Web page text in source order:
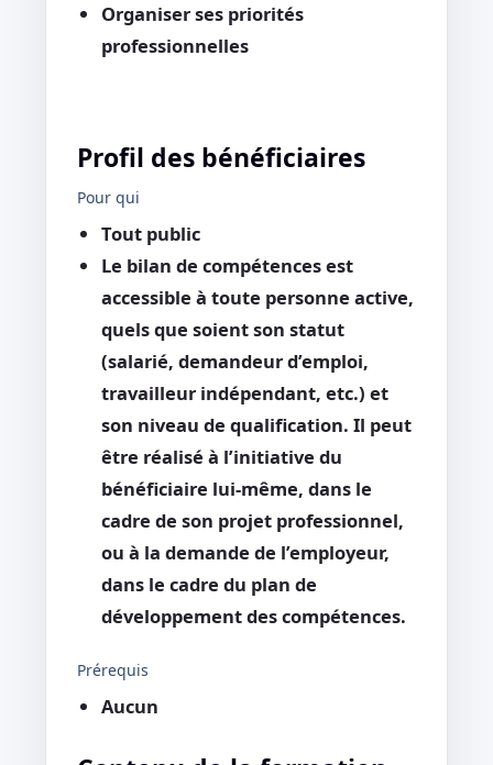
Organiser ses priorités
professionnelles
Profil des bénéficiaires
Pour qui
Tout public
Le bilan de compétences est
accessible à toute personne active,
quels que soient son statut
(salarié, demandeur d’emploi,
travailleur indépendant, etc.) et
son niveau de qualification. Il peut
être réalisé à l’initiative du
bénéficiaire lui-même, dans le
cadre de son projet professionnel,
ou à la demande de l’employeur,
dans le cadre du plan de
développement des compétences.
Prérequis
Aucun